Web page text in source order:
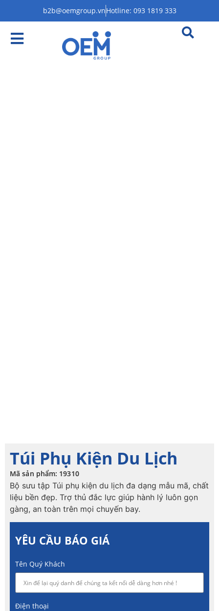
b2b@oemgroup.vnHotline: 093 1819 333
Túi Phụ Kiện Du Lịch
Mã sản phẩm: 19310
Bộ sưu tập Túi phụ kiện du lịch đa dạng mẫu mã, chất
liệu bền đẹp. Trợ thủ đắc lực giúp hành lý luôn gọn
gàng, an toàn trên mọi chuyến bay.
YÊU CẦU BÁO GIÁ
Tên Quý Khách
Điện thoại